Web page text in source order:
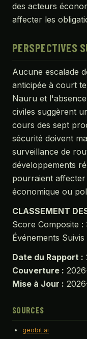
des acteurs
affecter les
PERSPECTIVES
Aucune escalade
anticipée à court
Nauru et
civiles suggèrent
cours des sept
sécurité doivent
surveillance de
développements
pourraient
économique ou
CLASSEMENT
Score Composite :
Événements
Date du Rapport :
Couverture :
Mise à Jour :
SOURCES
geobit.ai